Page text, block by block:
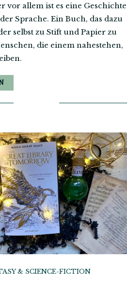
vor allem ist es eine Geschichte
Sprache. Ein Buch, das dazu
selbst zu Stift und Papier zu
die einem nahestehen,
& SCIENCE-FICTION